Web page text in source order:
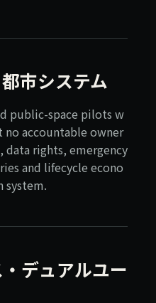
市システム
public-space pilots w
accountable owner
data rights, emergency
and lifecycle econo
system.
デュアルユー